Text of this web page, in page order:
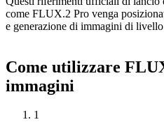
come FLUX.2 Pro venga
e generazione di immagini di
Come utilizzare
immagini
1